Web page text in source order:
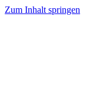
Zum Inhalt springen